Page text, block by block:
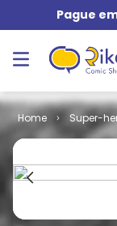
Pague
Super-